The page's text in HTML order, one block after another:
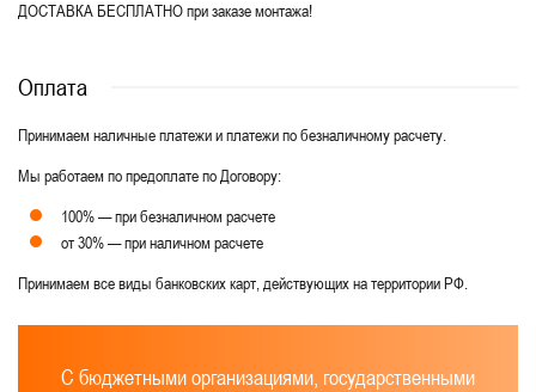
ДОСТАВКА БЕСПЛАТНО при заказе монтажа!
Оплата
Принимаем наличные платежи и платежи по безналичному расчету.
Мы работаем по предоплате по Договору:
100% — при безналичном расчете
от 30% — при наличном расчете
Принимаем все виды банковских карт, действующих на территории РФ.
С бюджетными организациями, государственными